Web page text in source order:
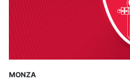
MONZA